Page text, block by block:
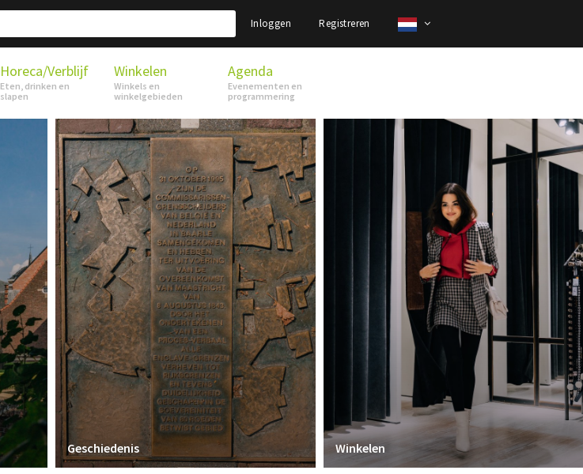
Inloggen Registreren
Horeca/Verblijf
Eten, drinken en
slapen
Winkelen
Winkels en
winkelgebieden
Agenda
Evenementen en
programmering
Geschiedenis Winkelen